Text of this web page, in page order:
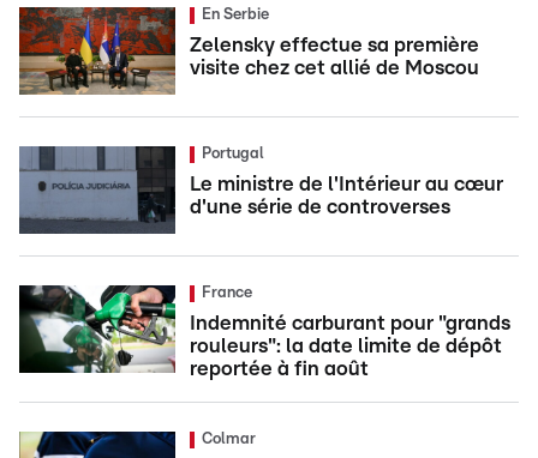
En Serbie
Zelensky effectue sa première
visite chez cet allié de Moscou
Portugal
Le ministre de l'Intérieur au cœur
d'une série de controverses
France
Indemnité carburant pour "grands
rouleurs": la date limite de dépôt
reportée à fin août
Colmar